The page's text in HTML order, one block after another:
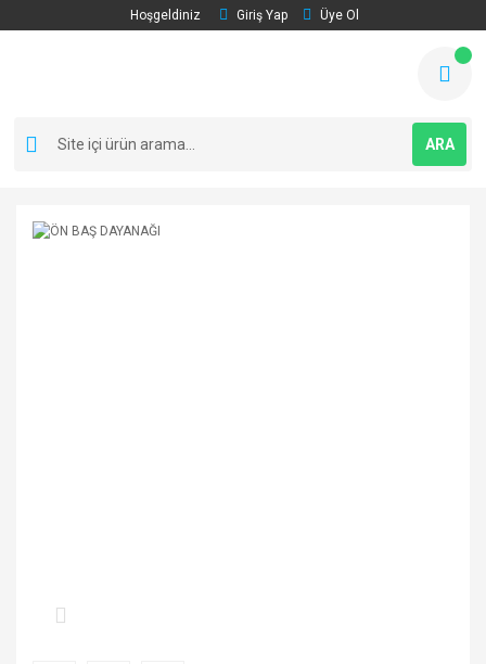
Hoşgeldiniz Giriş Yap Üye Ol
ARA